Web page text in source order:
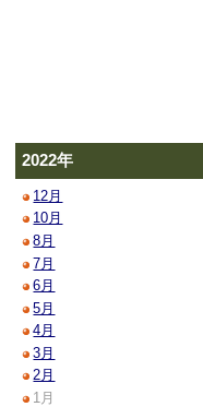
2022年
12月
10月
8月
7月
6月
5月
4月
3月
2月
1月